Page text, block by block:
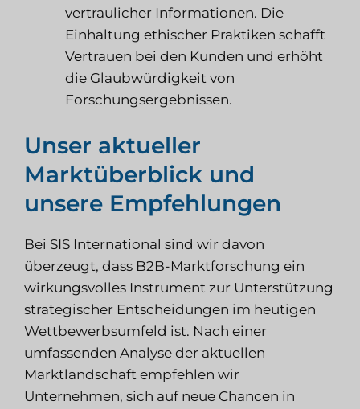
vertraulicher Informationen. Die
Einhaltung ethischer Praktiken schafft
Vertrauen bei den Kunden und erhöht
die Glaubwürdigkeit von
Forschungsergebnissen.
Unser aktueller
Marktüberblick und
unsere Empfehlungen
Bei SIS International sind wir davon
überzeugt, dass B2B-Marktforschung ein
wirkungsvolles Instrument zur Unterstützung
strategischer Entscheidungen im heutigen
Wettbewerbsumfeld ist. Nach einer
umfassenden Analyse der aktuellen
Marktlandschaft empfehlen wir
Unternehmen, sich auf neue Chancen in